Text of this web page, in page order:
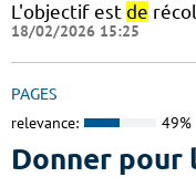
L'objectif est de
18/02/2026 15:25
PAGES
relevance: 49%
Donner pour